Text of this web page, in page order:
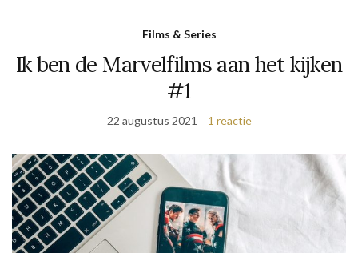
Films & Series
Ik ben de Marvelfilms aan het kijken
#1
22 augustus 2021 1 reactie